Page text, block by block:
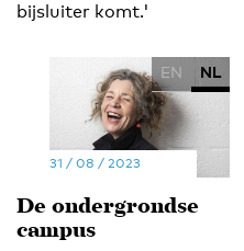
bijsluiter komt.'
EN NL
31 / 08 / 2023
De ondergrondse
campus